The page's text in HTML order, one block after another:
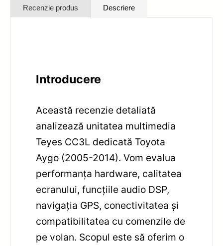
Recenzie produs Descriere
Introducere
Această recenzie detaliată
analizează unitatea multimedia
Teyes CC3L dedicată Toyota
Aygo (2005-2014). Vom evalua
performanța hardware, calitatea
ecranului, funcțiile audio DSP,
navigația GPS, conectivitatea și
compatibilitatea cu comenzile de
pe volan. Scopul este să oferim o